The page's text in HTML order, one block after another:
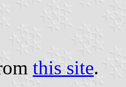
this site.